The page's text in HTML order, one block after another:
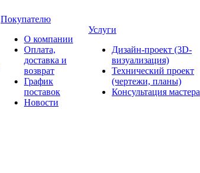
Покупателю
О компании
Оплата,
доставка и
возврат
График
поставок
Новости
Услуги
Дизайн-проект (3D-
визуализация)
Технический проект
(чертежи, планы)
Консультация мастера